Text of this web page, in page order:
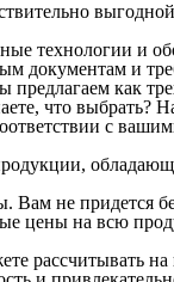
технологии и
документам и
как
что
с
не придется
цены на всю